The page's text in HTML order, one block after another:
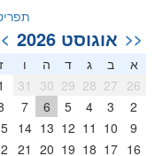
<< אוגוסט 2026
א ב ג ד ה
ז
26
27
28
29
30
31
2
3
4
5
6
7
8
9
10
11
12
13
14
15
16
17
18
19
20
21